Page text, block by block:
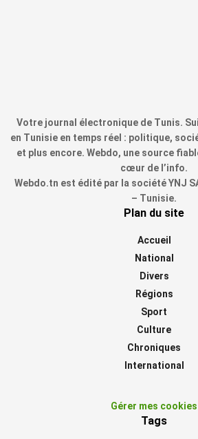
Votre journal électronique de Tunis.
en Tunisie en temps réel : politique,
et plus encore. Webdo, une source
cœur de l’info.
Webdo.tn est édité par la société YNJ
– Tunisie.
Plan du site
Accueil
National
Divers
Régions
Sport
Culture
Chroniques
International
Gérer mes cookies
Tags